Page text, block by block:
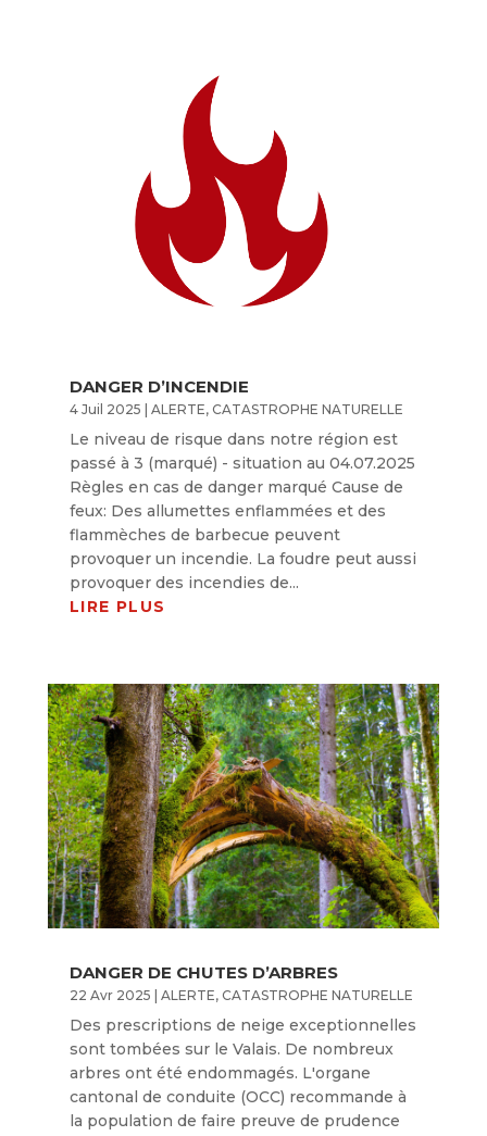
DANGER D’INCENDIE
4 Juil 2025 ALERTE, CATASTROPHE NATURELLE
Le niveau de risque dans notre région est
passé à 3 (marqué) - situation au 04.07.2025
Règles en cas de danger marqué Cause de
feux: Des allumettes enflammées et des
flammèches de barbecue peuvent
provoquer un incendie. La foudre peut aussi
provoquer des incendies de...
LIRE PLUS
DANGER DE CHUTES D’ARBRES
22 Avr 2025 ALERTE, CATASTROPHE NATURELLE
Des prescriptions de neige exceptionnelles
sont tombées sur le Valais. De nombreux
arbres ont été endommagés. L'organe
cantonal de conduite (OCC) recommande à
la population de faire preuve de prudence